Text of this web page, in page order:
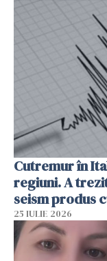
Cutremur în
regiuni. A
seism produs
25 IULIE 2026